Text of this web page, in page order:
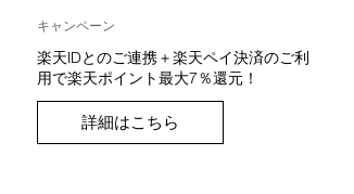
キャンペーン
楽天IDとのご連携＋楽天ペイ決済のご利
用で楽天ポイント最大7％還元！
詳細はこちら